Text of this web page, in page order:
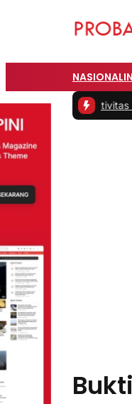
NASIONAL
Produktivitas saat